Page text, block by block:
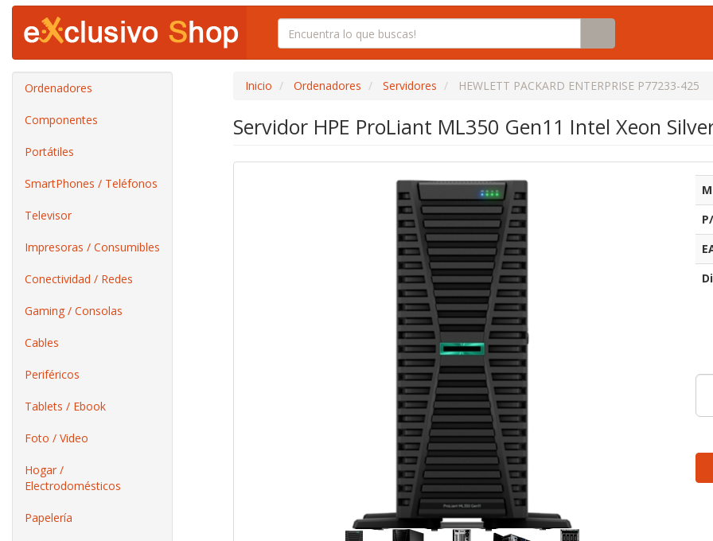
Ordenadores
Componentes
Portátiles
SmartPhones / Teléfonos
Televisor
Impresoras / Consumibles
Conectividad / Redes
Gaming / Consolas
Cables
Periféricos
Tablets / Ebook
Foto / Video
Hogar /
Electrodomésticos
Papelería
Inicio Ordenadores Servidores HEWLETT PACKARD ENTERPRISE P77233-425
Servidor HPE ProLiant ML350 Gen11 Intel Xeon